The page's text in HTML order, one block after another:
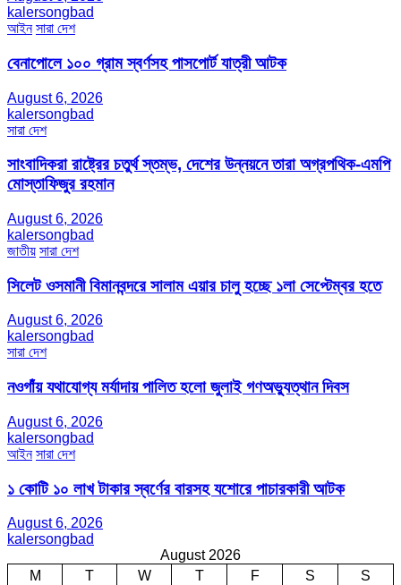
kalersongbad
আইন সারা দেশ
বেনাপোলে ১০০ গ্রাম স্বর্ণসহ পাসপোর্ট যাত্রী আটক
August 6, 2026
kalersongbad
সারা দেশ
সাংবাদিকরা রাষ্ট্রের চতুর্থ স্তম্ভ, দেশের উন্নয়নে তারা অগ্রপথিক-এমপি
মোস্তাফিজুর রহমান
August 6, 2026
kalersongbad
জাতীয় সারা দেশ
সিলেট ওসমানী বিমানবন্দরে সালাম এয়ার চালু হচ্ছে ১লা সেপ্টেম্বর হতে
August 6, 2026
kalersongbad
সারা দেশ
নওগাঁয় যথাযোগ্য মর্যাদায় পালিত হলো জুলাই গণঅভ্যুত্থান দিবস
August 6, 2026
kalersongbad
আইন সারা দেশ
১ কোটি ১০ লাখ টাকার স্বর্ণের বারসহ যশোরে পাচারকারী আটক​
August 6, 2026
kalersongbad
August 2026
M
T W T F S
S